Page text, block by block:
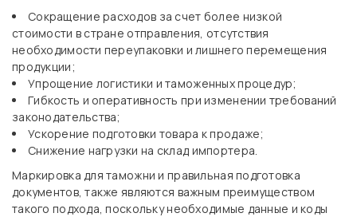
Сокращение расходов за счет более низкой
стоимости в стране отправления, отсутствия
необходимости переупаковки и лишнего перемещения
продукции;
Упрощение логистики и таможенных процедур;
Гибкость и оперативность при изменении требований
законодательства;
Ускорение подготовки товара к продаже;
Снижение нагрузки на склад импортера.
Маркировка для таможни и правильная подготовка
документов, также являются важным преимуществом
такого подхода, поскольку необходимые данные и коды